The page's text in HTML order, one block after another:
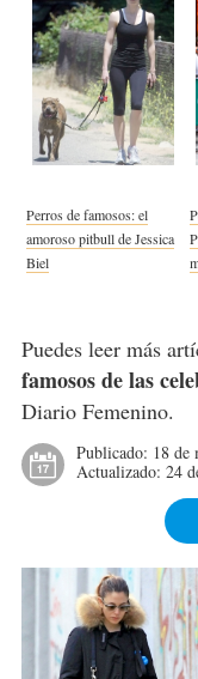
Perros de famosos: el
amoroso pitbull de Jessica
Biel
Puedes leer más
famosos de las
Diario Femenino.
Publicado: 18 de
Actualizado: 24